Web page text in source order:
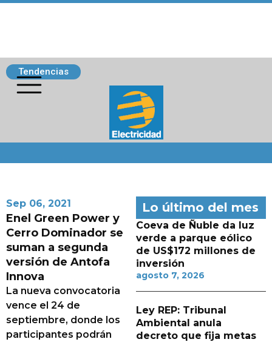
Tendencias
Sep 06, 2021
Enel Green Power y
Cerro Dominador se
suman a segunda
versión de Antofa
Innova
La nueva convocatoria
vence el 24 de
septiembre, donde los
participantes podrán
Lo último del mes
Coeva de Ñuble da luz
verde a parque eólico
de US$172 millones de
inversión
agosto 7, 2026
Ley REP: Tribunal
Ambiental anula
decreto que fija metas